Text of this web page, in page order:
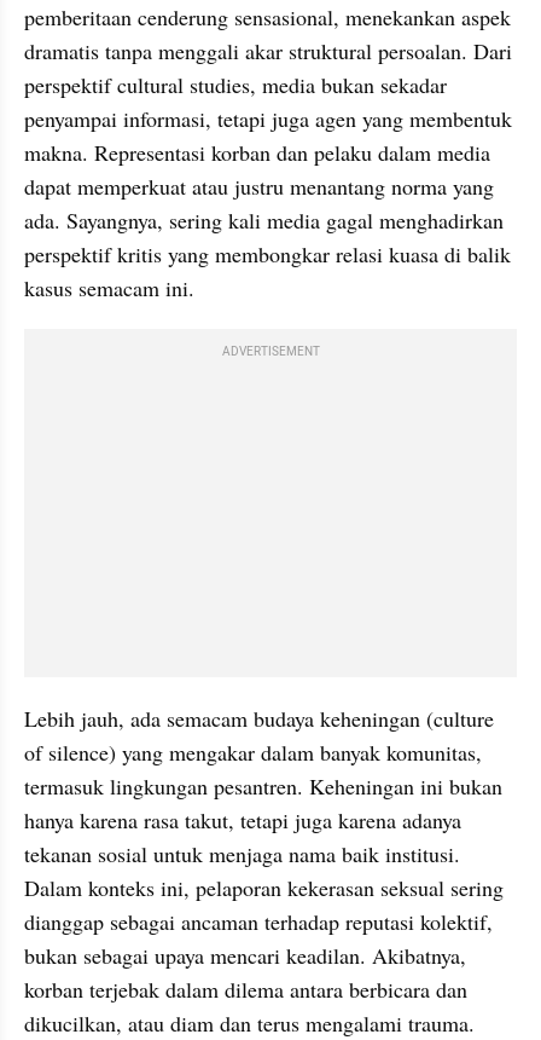
pemberitaan cenderung sensasional, menekankan aspek
dramatis tanpa menggali akar struktural persoalan. Dari
perspektif cultural studies, media bukan sekadar
penyampai informasi, tetapi juga agen yang membentuk
makna. Representasi korban dan pelaku dalam media
dapat memperkuat atau justru menantang norma yang
ada. Sayangnya, sering kali media gagal menghadirkan
perspektif kritis yang membongkar relasi kuasa di balik
kasus semacam ini.
ADVERTISEMENT
Lebih jauh, ada semacam budaya keheningan (culture
of silence) yang mengakar dalam banyak komunitas,
termasuk lingkungan pesantren. Keheningan ini bukan
hanya karena rasa takut, tetapi juga karena adanya
tekanan sosial untuk menjaga nama baik institusi.
Dalam konteks ini, pelaporan kekerasan seksual sering
dianggap sebagai ancaman terhadap reputasi kolektif,
bukan sebagai upaya mencari keadilan. Akibatnya,
korban terjebak dalam dilema antara berbicara dan
dikucilkan, atau diam dan terus mengalami trauma.